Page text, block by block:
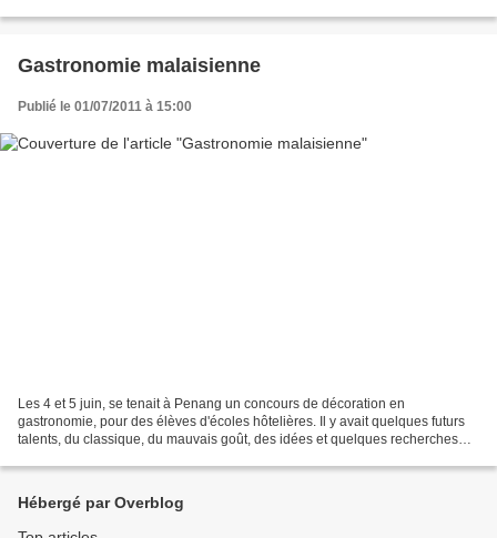
Gastronomie malaisienne
Publié le 01/07/2011 à 15:00
Les 4 et 5 juin, se tenait à Penang un concours de décoration en
gastronomie, pour des élèves d'écoles hôtelières. Il y avait quelques futurs
talents, du classique, du mauvais goût, des idées et quelques recherches
Hébergé par Overblog